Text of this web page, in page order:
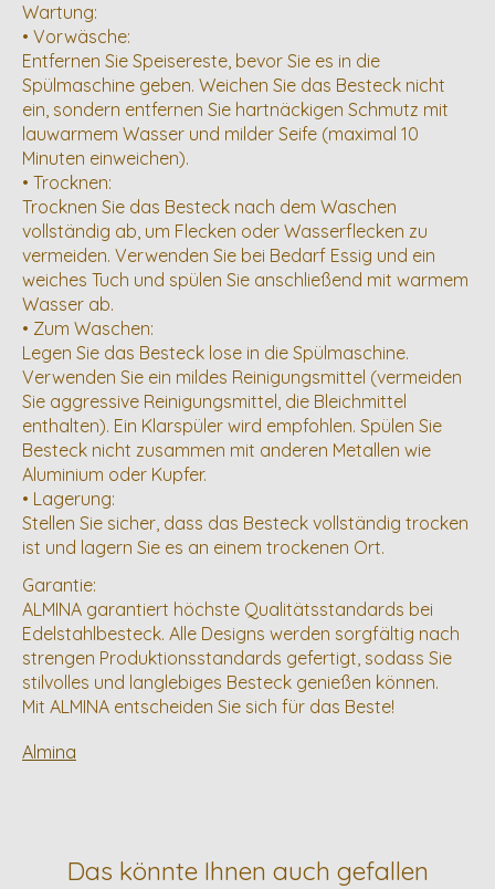
Wartung:
• Vorwäsche:
Entfernen Sie Speisereste, bevor Sie es in die
Spülmaschine geben. Weichen Sie das Besteck nicht
ein, sondern entfernen Sie hartnäckigen Schmutz mit
lauwarmem Wasser und milder Seife (maximal 10
Minuten einweichen).
• Trocknen:
Trocknen Sie das Besteck nach dem Waschen
vollständig ab, um Flecken oder Wasserflecken zu
vermeiden. Verwenden Sie bei Bedarf Essig und ein
weiches Tuch und spülen Sie anschließend mit warmem
Wasser ab.
• Zum Waschen:
Legen Sie das Besteck lose in die Spülmaschine.
Verwenden Sie ein mildes Reinigungsmittel (vermeiden
Sie aggressive Reinigungsmittel, die Bleichmittel
enthalten). Ein Klarspüler wird empfohlen. Spülen Sie
Besteck nicht zusammen mit anderen Metallen wie
Aluminium oder Kupfer.
• Lagerung:
Stellen Sie sicher, dass das Besteck vollständig trocken
ist und lagern Sie es an einem trockenen Ort.
Garantie:
ALMINA garantiert höchste Qualitätsstandards bei
Edelstahlbesteck. Alle Designs werden sorgfältig nach
strengen Produktionsstandards gefertigt, sodass Sie
stilvolles und langlebiges Besteck genießen können.
Mit ALMINA entscheiden Sie sich für das Beste!
Almina
Das könnte Ihnen auch gefallen